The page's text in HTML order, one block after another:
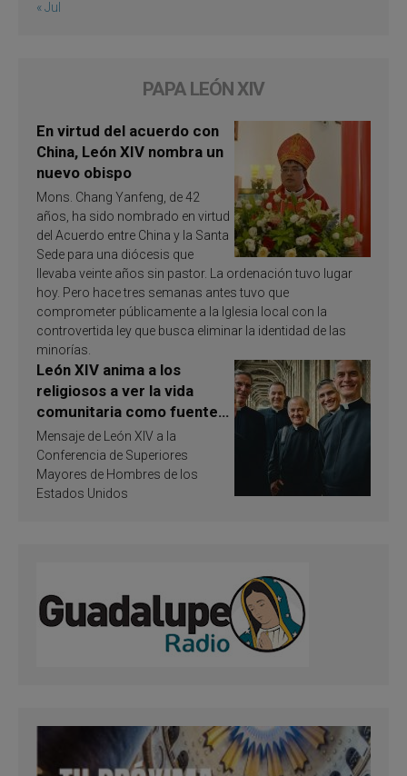
« Jul
PAPA LEÓN XIV
En virtud del acuerdo con
China, León XIV nombra un
nuevo obispo
Mons. Chang Yanfeng, de 42
años, ha sido nombrado en virtud
del Acuerdo entre China y la Santa
Sede para una diócesis que
llevaba veinte años sin pastor. La ordenación tuvo lugar
hoy. Pero hace tres semanas antes tuvo que
comprometer públicamente a la Iglesia local con la
controvertida ley que busca eliminar la identidad de las
minorías.
León XIV anima a los
religiosos a ver la vida
comunitaria como fuente
de inspiración y
santificación
Mensaje de León XIV a la
Conferencia de Superiores
Mayores de Hombres de los
Estados Unidos